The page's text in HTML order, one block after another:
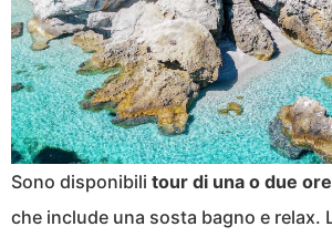
Sono disponibili tour di una o due ore
che include una sosta bagno e relax.